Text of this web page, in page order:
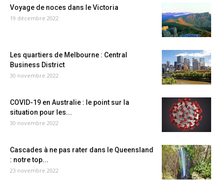
Voyage de noces dans le Victoria
19 décembre 2022
Les quartiers de Melbourne : Central
Business District
30 novembre 2022
COVID-19 en Australie : le point sur la
situation pour les...
30 novembre 2022
Cascades à ne pas rater dans le Queensland
: notre top...
23 novembre 2022